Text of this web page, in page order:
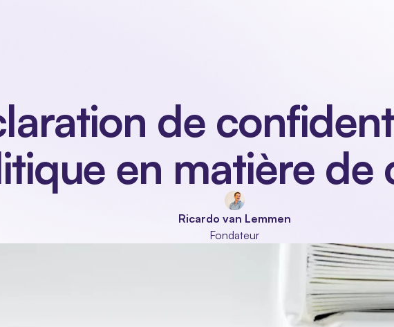
de
en matière de
Ricardo van Lemmen
Fondateur